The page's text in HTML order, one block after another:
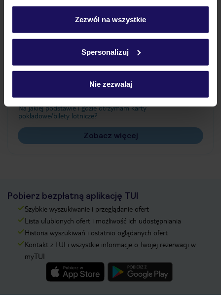
personalizować swój wybór wchodząc w zakładkę
Szczegółowe informacje o plikach cookie znajdziesz
Zezwól na wszystkie
Spersonalizuj
Nie zezwalaj
Ważne informacje
Często zadawane pytania
Jak zmienić uczestników/osobę zgłaszającą?
Czy w Hotelu będzie przedstawiciel TUI?
Na jakiej podstawie i gdzie otrzymam karty
pokładowe/bilety lotnicze?
Zobacz więcej
Pobierz bezpłatną aplikację TUI
Szybkie wyszukiwanie i przeglądanie ofert
Lista ulubionych ofert i możliwość ich udostępniania
Historia wyszukiwań i ostatnio oglądanych ofert
Kontakt z TUI i wszystkie informacje o Twojej rezerwacji w
myTUI